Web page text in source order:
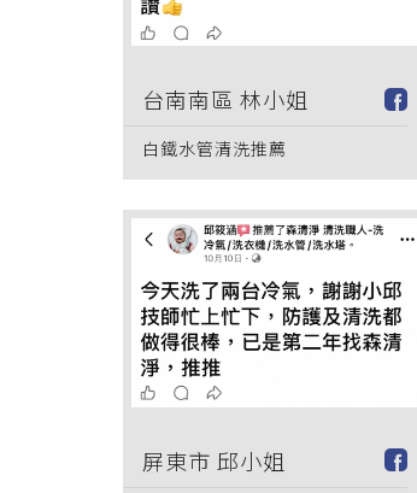
台南南區 林小姐
白鐵水管清洗推薦
屏東市 邱小姐